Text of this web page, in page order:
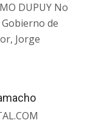
DUPUY No
de
Jorge